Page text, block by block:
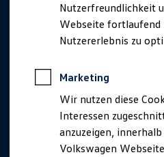
Nutzerfreundlichkeit
Webseite fortlaufend
Nutzererlebnis zu
Marketing
Wir nutzen diese
Interessen
anzuzeigen,
Volkswagen